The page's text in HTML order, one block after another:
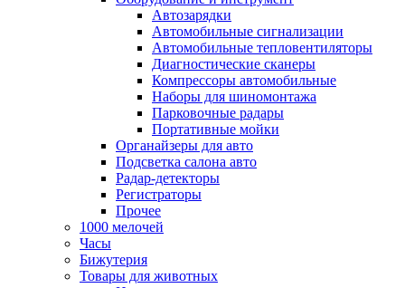
Автозарядки
Автомобильные сигнализации
Автомобильные тепловентиляторы
Диагностические сканеры
Компрессоры автомобильные
Наборы для шиномонтажа
Парковочные радары
Портативные мойки
Органайзеры для авто
Подсветка салона авто
Радар-детекторы
Регистраторы
Прочее
1000 мелочей
Часы
Бижутерия
Товары для животных